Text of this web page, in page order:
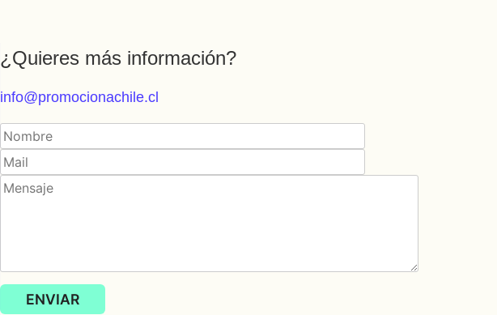
¿Quieres más información?
info@promocionachile.cl